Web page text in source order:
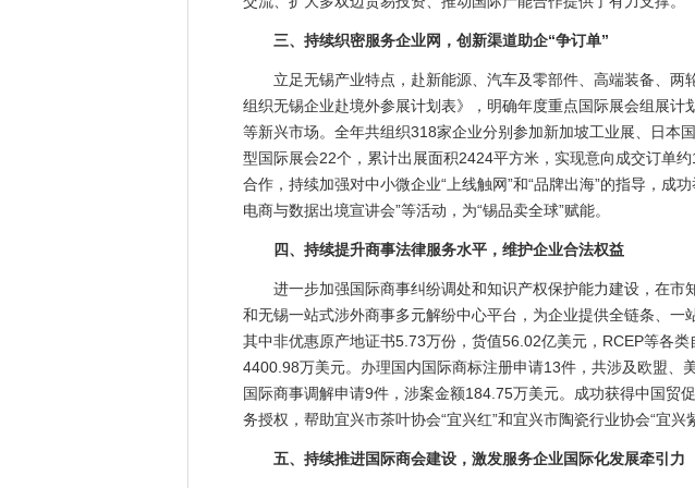
三、持续织密服务企业网，创新渠道助企“争订单”
立足无锡产业特点，赴新能源、汽车及零部件、高端装备、两
组织无锡企业赴境外参展计划表》，明确年度重点国际展会组展
等新兴市场。全年共组织318家企业分别参加新加坡工业展、日本
型国际展会22个，累计出展面积2424平方米，实现意向成交订单
合作，持续加强对中小微企业“上线触网”和“品牌出海”的指导，成
电商与数据出境宣讲会”等活动，为“锡品卖全球”赋能。
四、持续提升商事法律服务水平，维护企业合法权益
进一步加强国际商事纠纷调处和知识产权保护能力建设，在市
和无锡一站式涉外商事多元解纷中心平台，为企业提供全链条、
其中非优惠原产地证书5.73万份，货值56.02亿美元，RCEP等各
4400.98万美元。办理国内国际商标注册申请13件，共涉及欧盟
国际商事调解申请9件，涉案金额184.75万美元。成功获得中国贸
务授权，帮助宜兴市茶叶协会“宜兴红”和宜兴市陶瓷行业协会“宜兴
五、持续推进国际商会建设，激发服务企业国际化发展牵引力